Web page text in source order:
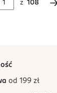
z 108
od 199 zł